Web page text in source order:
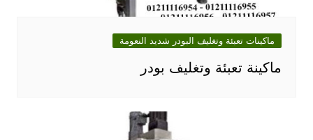
ماكينات تعبئة وتغليف البودر شديد النعومة
ماكينة تعبئة وتغليف بودر